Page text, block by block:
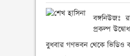
বঙ্গনিউজঃ
প্রকল্প
বুধবার গণভবন থেকে ভিডিও